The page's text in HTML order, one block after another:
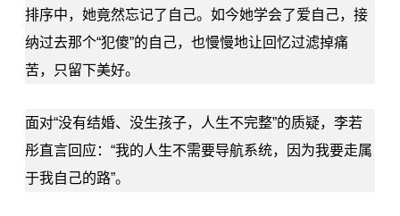
排序中，她竟然忘记了自己。如今她学会了爱自己，接
纳过去那个“犯傻”的自己，也慢慢地让回忆过滤掉痛
苦，只留下美好。
面对“没有结婚、没生孩子，人生不完整”的质疑，李若
彤直言回应：“我的人生不需要导航系统，因为我要走属
于我自己的路”。